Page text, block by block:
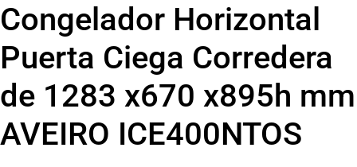
Congelador Horizontal
Puerta Ciega Corredera
de 1283 x670 x895h mm
AVEIRO ICE400NTOS